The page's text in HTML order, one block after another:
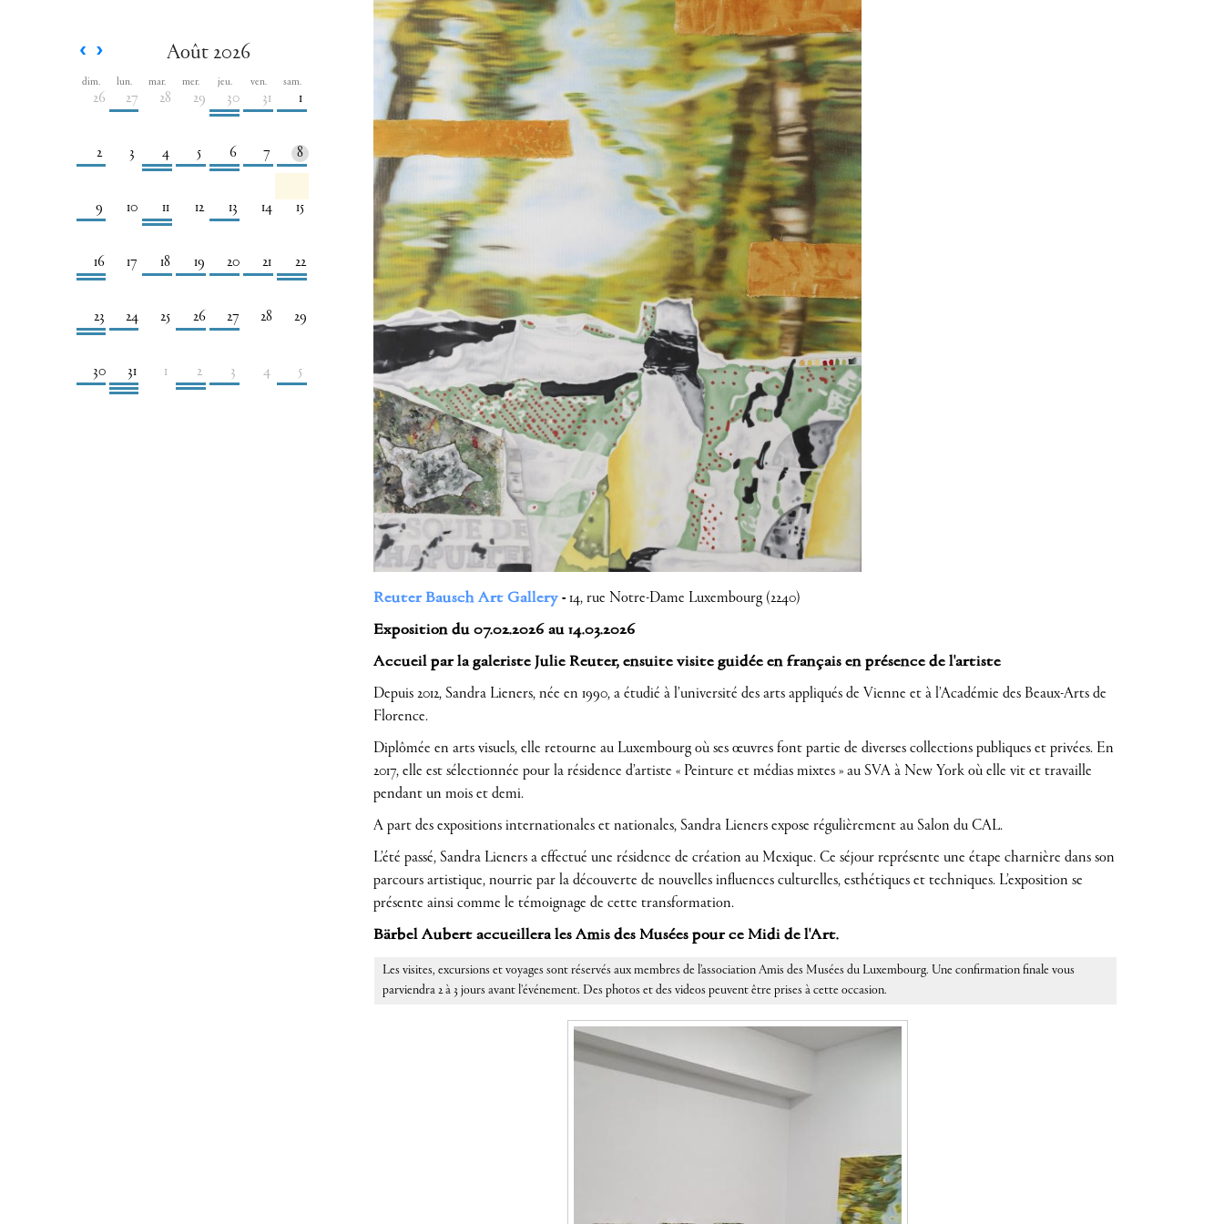
Août 2026
dim. lun. mar. mer. jeu. ven. sam.
26 27 28 29 30 31 1
2 3 4 5 6 7 8
9 10 11 12 13 14 15
16 17 18 19 20 21 22
23 24 25 26 27 28 29
30 31 1 2 3 4 5
Reuter Bausch Art Gallery- 14, rue Notre-Dame Luxembourg (2240)
Exposition du 07.02.2026 au 14.03.2026
Accueil par la galeriste Julie Reuter, ensuite visite guidée en français en présence de l'artiste
Depuis 2012, Sandra Lieners, née en 1990, a étudié à l’université des arts appliqués de Vienne et à l’Académie des Beaux-Arts de
Florence.
Diplômée en arts visuels, elle retourne au Luxembourg où ses œuvres font partie de diverses collections publiques et privées. En
2017, elle est sélectionnée pour la résidence d’artiste « Peinture et médias mixtes » au SVA à New York où elle vit et travaille
pendant un mois et demi.
A part des expositions internationales et nationales, Sandra Lieners expose régulièrement au Salon du CAL.
L’été passé, Sandra Lieners a effectué une résidence de création au Mexique. Ce séjour représente une étape charnière dans son
parcours artistique, nourrie par la découverte de nouvelles influences culturelles, esthétiques et techniques. L’exposition se
présente ainsi comme le témoignage de cette transformation.
Bärbel Aubert accueillera les Amis des Musées pour ce Midi de l'Art.
Les visites, excursions et voyages sont réservés aux membres de l’association Amis des Musées du Luxembourg. Une confirmation finale vous
parviendra 2 à 3 jours avant l'événement. Des photos et des videos peuvent être prises à cette occasion.